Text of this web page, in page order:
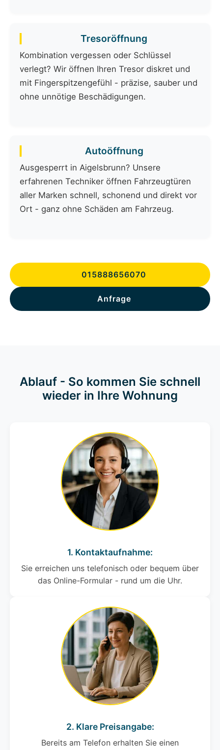
Tresoröffnung
Kombination vergessen oder Schlüssel
verlegt? Wir öffnen Ihren Tresor diskret und
mit Fingerspitzengefühl - präzise, sauber und
ohne unnötige Beschädigungen.
Autoöffnung
Ausgesperrt in Aigelsbrunn? Unsere
erfahrenen Techniker öffnen Fahrzeugtüren
aller Marken schnell, schonend und direkt vor
Ort - ganz ohne Schäden am Fahrzeug.
015888656070
Anfrage
Ablauf - So kommen Sie schnell
wieder in Ihre Wohnung
1. Kontaktaufnahme:
Sie erreichen uns telefonisch oder bequem über
das Online-Formular - rund um die Uhr.
2. Klare Preisangabe:
Bereits am Telefon erhalten Sie einen